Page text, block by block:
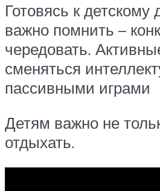
Готовясь к
важно помнить –
чередовать.
сменяться
пассивными играми
Детям важно не
отдыхать.